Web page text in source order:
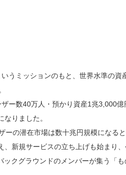
うミッションのもと、世界水準の
ー数40万人・預かり資産1兆3,000
りました。
ーの潜在市場は数十兆円規模になる
新規サービスの立ち上げも始まり
クグラウンドのメンバーが集う「